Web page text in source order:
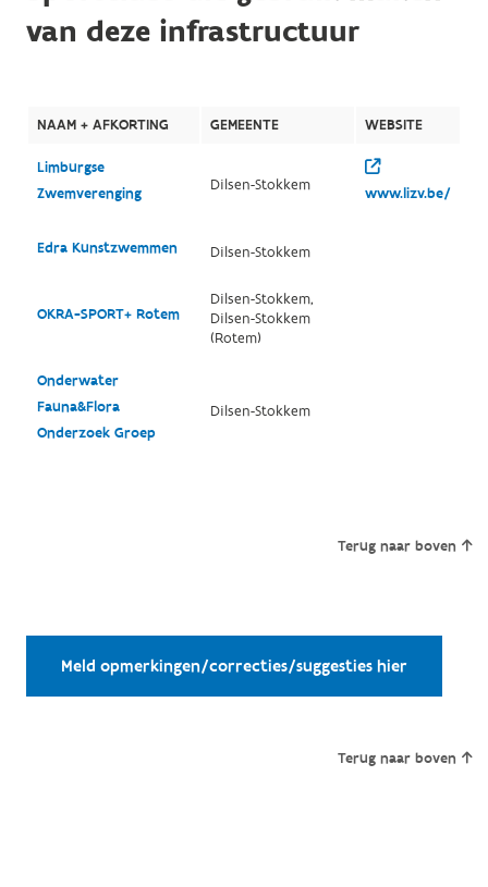
van deze infrastructuur
NAAM + AFKORTING GEMEENTE WEBSITE
Limburgse
Zwemverenging
Dilsen-Stokkem www.lizv.be/
Edra Kunstzwemmen Dilsen-Stokkem
OKRA-SPORT+ Rotem
Dilsen-Stokkem,
Dilsen-Stokkem
(Rotem)
Onderwater
Fauna&Flora
Onderzoek Groep
Dilsen-Stokkem
Terug naar boven
Meld opmerkingen/correcties/suggesties hier
Terug naar boven